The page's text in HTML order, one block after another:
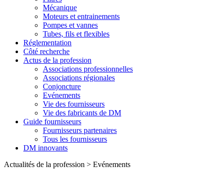
Mécanique
Moteurs et entrainements
Pompes et vannes
Tubes, fils et flexibles
Réglementation
Côté recherche
Actus de la profession
Associations professionnelles
Associations régionales
Conjoncture
Evénements
Vie des fournisseurs
Vie des fabricants de DM
Guide fournisseurs
Fournisseurs partenaires
Tous les fournisseurs
DM innovants
Actualités de la profession > Evénements